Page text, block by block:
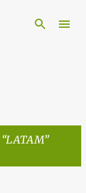
LATAM